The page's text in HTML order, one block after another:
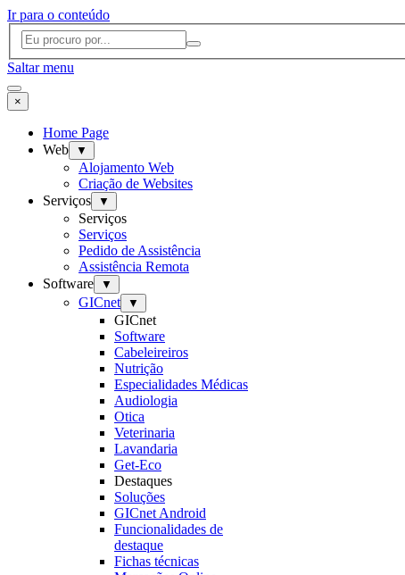
Ir para o conteúdo
Saltar menu
×
Home Page
Web
▼
Alojamento Web
Criação de Websites
Serviços
▼
Serviços
Serviços
Pedido de Assistência
Assistência Remota
Software
▼
GICnet ▼
GICnet
Software
Cabeleireiros
Nutrição
Especialidades Médicas
Audiologia
Otica
Veterinaria
Lavandaria
Get-Eco
Destaques
Soluções
GICnet Android
Funcionalidades de
destaque
Fichas técnicas